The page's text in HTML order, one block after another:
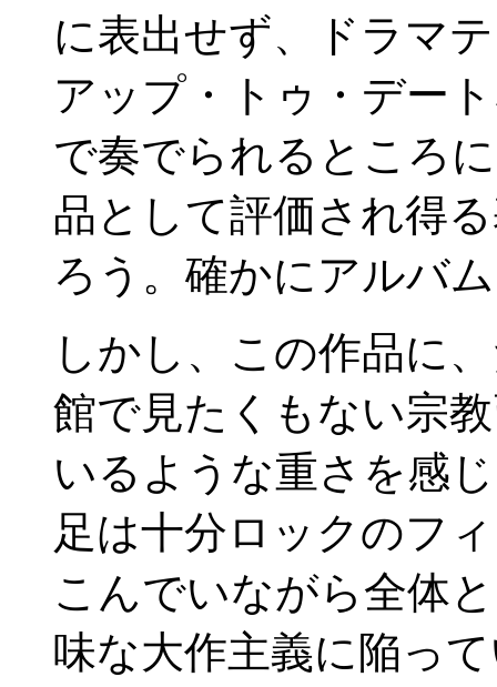
に表出せず、ドラマ
アップ・トゥ・デー
で奏でられるところ
品として評価され得
ろう。確かにアルバ
しかし、この作品に
館で見たくもない宗
いるような重さを感
足は十分ロックのフ
こんでいながら全体
味な大作主義に陥っ